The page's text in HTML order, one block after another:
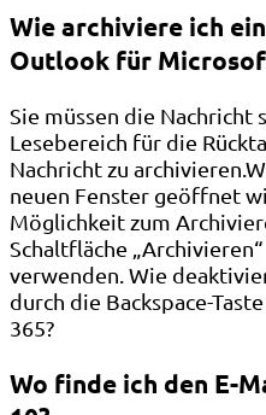
Wie archiviere ich
Outlook für
Sie müssen die Nachricht
Lesebereich für die
Nachricht zu
neuen Fenster geöffnet
Möglichkeit zum
Schaltfläche
verwenden. Wie
durch die Backspace-
365?
Wo finde ich den E-